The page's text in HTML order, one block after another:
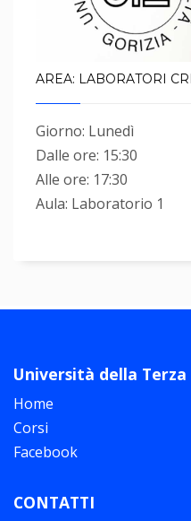
AREA: LABORATORI
Giorno: Lunedì
Dalle ore: 15:30
Alle ore: 17:30
Aula: Laboratorio 1
Università della Terza
Home
Corsi
Facebook
CONTATTI